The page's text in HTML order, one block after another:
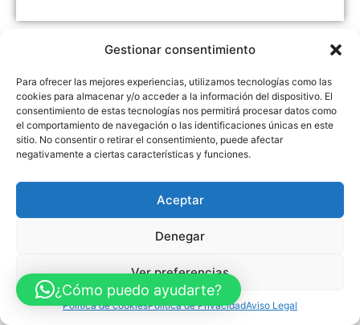
Gestionar consentimiento
Para ofrecer las mejores experiencias, utilizamos tecnologías como las
cookies para almacenar y/o acceder a la información del dispositivo. El
consentimiento de estas tecnologías nos permitirá procesar datos como
el comportamiento de navegación o las identificaciones únicas en este
sitio. No consentir o retirar el consentimiento, puede afectar
negativamente a ciertas características y funciones.
Aceptar
Denegar
Ver preferencias
Política de cookiesPolítica de PrivacidadAviso Legal
Aviso Legal Política de Privacidad
Política de Cookies
Accesibilidad Mapa web
FINANCIADO POR LA UNIÓN EUROPEA CON EL PROGRAMA KIT
DIGITAL POR LOS FONDOS NEXT GENERATION (EU) DEL
MECANISMO DE RECUPERACIÓN Y RESILENCIA
¿Cómo puedo ayudarte?